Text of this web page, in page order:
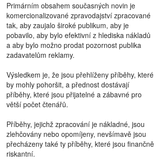
Primárním obsahem současných novin je
komercionalizované zpravodajství zpracované
tak, aby zaujalo široké publikum, aby je
pobavilo, aby bylo efektivní z hlediska nákladů
a aby bylo možno prodat pozornost publika
zadavatelům reklamy.
Výsledkem je, že jsou přehlíženy příběhy, které
by mohly pohoršit, a přednost dostávají
příběhy, které jsou přijatelné a zábavné pro
větší počet čtenářů.
Příběhy, jejichž zpracování je nákladné, jsou
zlehčovány nebo opomíjeny, nevšímavě jsou
přecházeny také ty příběhy, které jsou finančně
riskantní.